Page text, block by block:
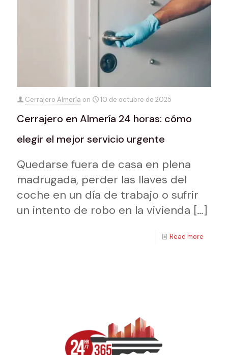
Cerrajero Almería on 10 de octubre de 2025
Cerrajero en Almería 24 horas: cómo
elegir el mejor servicio urgente
Quedarse fuera de casa en plena
madrugada, perder las llaves del
coche en un día de trabajo o sufrir
un intento de robo en la vivienda […]
Read more